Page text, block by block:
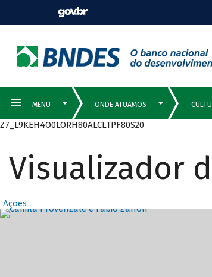
Z7_L9KEH4O0LORH80ALCLTPF80S20
Visualizador
Ações
Destaques